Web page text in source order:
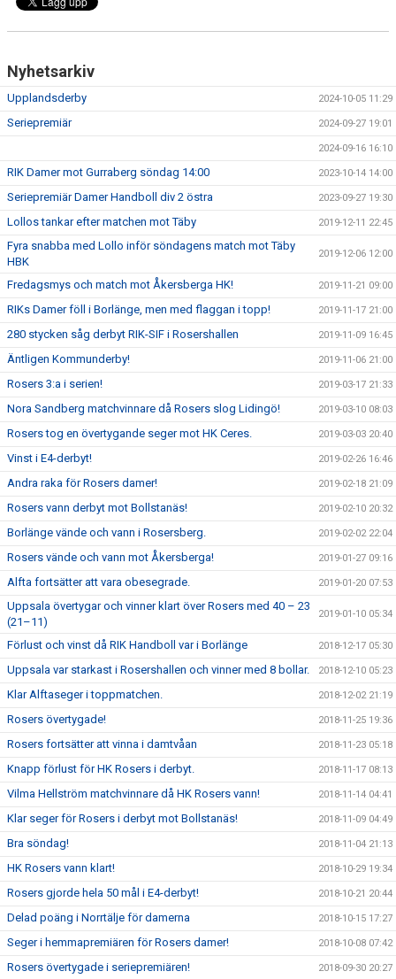
Nyhetsarkiv
Upplandsderby 2024-10-05 11:29
Seriepremiär 2024-09-27 19:01
2024-09-16 16:10
RIK Damer mot Gurraberg söndag 14:00 2023-10-14 14:00
Seriepremiär Damer Handboll div 2 östra 2023-09-27 19:30
Lollos tankar efter matchen mot Täby 2019-12-11 22:45
Fyra snabba med Lollo inför söndagens match mot Täby
HBK
2019-12-06 12:00
Fredagsmys och match mot Åkersberga HK! 2019-11-21 09:00
RIKs Damer föll i Borlänge, men med flaggan i topp! 2019-11-17 21:00
280 stycken såg derbyt RIK-SIF i Rosershallen 2019-11-09 16:45
Äntligen Kommunderby! 2019-11-06 21:00
Rosers 3:a i serien! 2019-03-17 21:33
Nora Sandberg matchvinnare då Rosers slog Lidingö! 2019-03-10 08:03
Rosers tog en övertygande seger mot HK Ceres. 2019-03-03 20:40
Vinst i E4-derbyt! 2019-02-26 16:46
Andra raka för Rosers damer! 2019-02-18 21:09
Rosers vann derbyt mot Bollstanäs! 2019-02-10 20:32
Borlänge vände och vann i Rosersberg. 2019-02-02 22:04
Rosers vände och vann mot Åkersberga! 2019-01-27 09:16
Alfta fortsätter att vara obesegrade. 2019-01-20 07:53
Uppsala övertygar och vinner klart över Rosers med 40 – 23
(21–11)
2019-01-10 05:34
Förlust och vinst då RIK Handboll var i Borlänge 2018-12-17 05:30
Uppsala var starkast i Rosershallen och vinner med 8 bollar. 2018-12-10 05:23
Klar Alftaseger i toppmatchen. 2018-12-02 21:19
Rosers övertygade! 2018-11-25 19:36
Rosers fortsätter att vinna i damtvåan 2018-11-23 05:18
Knapp förlust för HK Rosers i derbyt. 2018-11-17 08:13
Vilma Hellström matchvinnare då HK Rosers vann! 2018-11-14 04:41
Klar seger för Rosers i derbyt mot Bollstanäs! 2018-11-09 04:49
Bra söndag! 2018-11-04 21:13
HK Rosers vann klart! 2018-10-29 19:34
Rosers gjorde hela 50 mål i E4-derbyt! 2018-10-21 20:44
Delad poäng i Norrtälje för damerna 2018-10-15 17:27
Seger i hemmapremiären för Rosers damer! 2018-10-08 07:42
Rosers övertygade i seriepremiären! 2018-09-30 20:27